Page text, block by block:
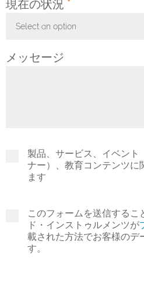
現在の状況 *
Select an option
メッセージ
製品、サービス、イベント
ナー）、教育コンテンツに
ます
このフォームを送信する
ド・インストゥルメンツが
載された方法でお客様のデ
す。